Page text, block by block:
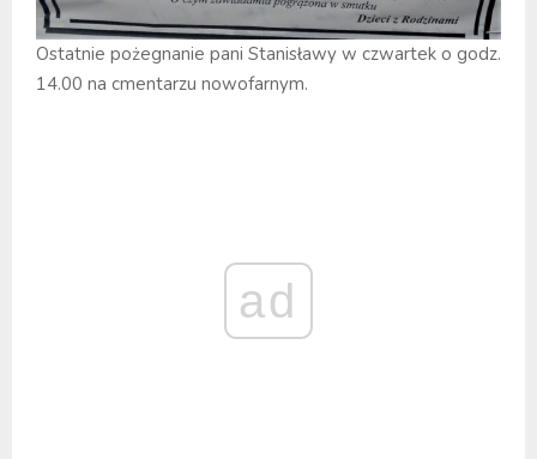
Ostatnie pożegnanie pani Stanisławy w czwartek o godz.
14.00 na cmentarzu nowofarnym.
ad